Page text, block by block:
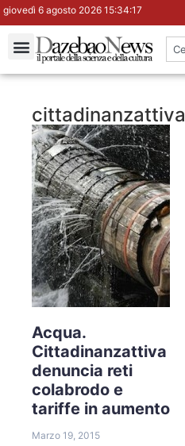
giovedì 6 agosto 2026 15:34:17
cittadinanzattiva
Acqua.
Cittadinanzattiva
denuncia reti
colabrodo e
tariffe in aumento
Marzo 19, 2015